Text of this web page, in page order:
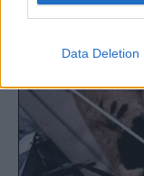
Data Deletion